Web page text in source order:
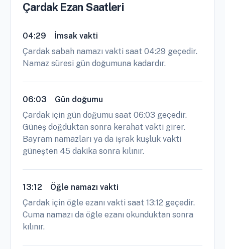
Çardak Ezan Saatleri
04:29
İmsak vakti
Çardak sabah namazı vakti saat 04:29 geçedir.
Namaz süresi gün doğumuna kadardır.
06:03
Gün doğumu
Çardak için gün doğumu saat 06:03 geçedir.
Güneş doğduktan sonra kerahat vakti girer.
Bayram namazları ya da işrak kuşluk vakti
güneşten 45 dakika sonra kılınır.
13:12
Öğle namazı vakti
Çardak için öğle ezanı vakti saat 13:12 geçedir.
Cuma namazı da öğle ezanı okunduktan sonra
kılınır.